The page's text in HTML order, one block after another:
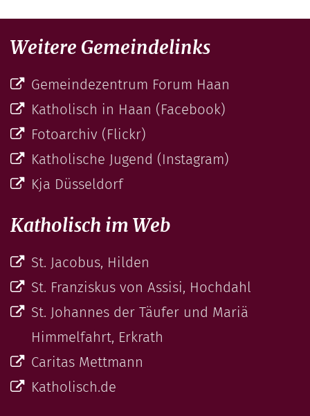
Weitere Gemeindelinks
Gemeindezentrum Forum Haan
Katholisch in Haan (Facebook)
Fotoarchiv (Flickr)
Katholische Jugend (Instagram)
Kja Düsseldorf
Katholisch im Web
St. Jacobus, Hilden
St. Franziskus von Assisi, Hochdahl
St. Johannes der Täufer und Mariä
Himmelfahrt, Erkrath
Caritas Mettmann
Katholisch.de